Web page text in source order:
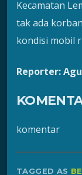
Kecamatan
tak ada
kondisi mobil
Reporter:
komentar
TAGGED AS